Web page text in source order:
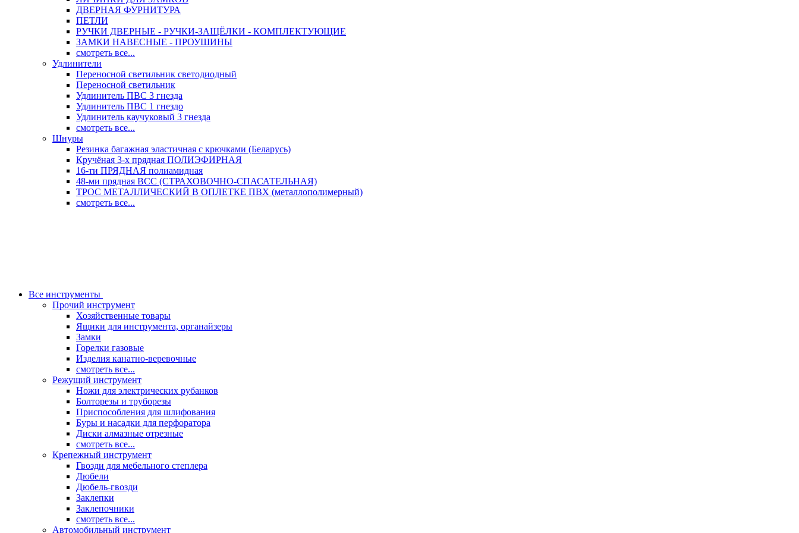
ДВЕРНАЯ ФУРНИТУРА
ПЕТЛИ
РУЧКИ ДВЕРНЫЕ - РУЧКИ-ЗАЩЁЛКИ - КОМПЛЕКТУЮЩИЕ
ЗАМКИ НАВЕСНЫЕ - ПРОУШИНЫ
смотреть все...
Удлинители
Переносной светильник светодиодный
Переносной светильник
Удлинитель ПВС 3 гнезда
Удлинитель ПВС 1 гнездо
Удлинитель каучуковый 3 гнезда
смотреть все...
Шнуры
Резинка багажная эластичная с крючками (Беларусь)
Кручёная 3-х прядная ПОЛИЭФИРНАЯ
16-ти ПРЯДНАЯ полиамидная
48-ми прядная ВСС (СТРАХОВОЧНО-СПАСАТЕЛЬНАЯ)
ТРОС МЕТАЛЛИЧЕСКИЙ В ОПЛЕТКЕ ПВХ (металлополимерный)
смотреть все...
Все инструменты
Прочий инструмент
Хозяйственные товары
Ящики для инструмента, органайзеры
Замки
Горелки газовые
Изделия канатно-веревочные
смотреть все...
Режущий инструмент
Ножи для электрических рубанков
Болторезы и труборезы
Приспособления для шлифования
Буры и насадки для перфоратора
Диски алмазные отрезные
смотреть все...
Крепежный инструмент
Гвозди для мебельного степлера
Дюбели
Дюбель-гвозди
Заклепки
Заклепочники
смотреть все...
Автомобильный инструмент